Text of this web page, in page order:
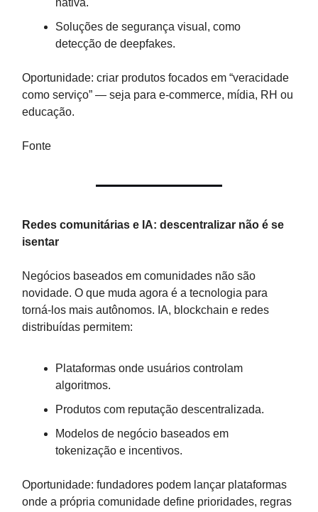
nativa.
Soluções de segurança visual, como
detecção de deepfakes.
Oportunidade: criar produtos focados em “veracidade
como serviço” — seja para e-commerce, mídia, RH ou
educação.
Fonte
Redes comunitárias e IA: descentralizar não é se
isentar
Negócios baseados em comunidades não são
novidade. O que muda agora é a tecnologia para
torná-los mais autônomos. IA, blockchain e redes
distribuídas permitem:
Plataformas onde usuários controlam
algoritmos.
Produtos com reputação descentralizada.
Modelos de negócio baseados em
tokenização e incentivos.
Oportunidade: fundadores podem lançar plataformas
onde a própria comunidade define prioridades, regras